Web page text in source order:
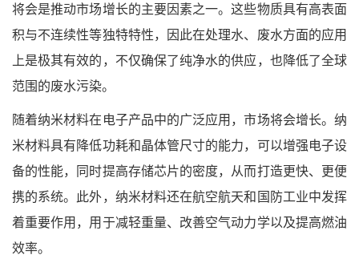
将会是推动市场增长的主要因素之一。这些物质具有高表面
积与不连续性等独特特性，因此在处理水、废水方面的应用
上是极其有效的，不仅确保了纯净水的供应，也降低了全球
范围的废水污染。
随着纳米材料在电子产品中的广泛应用，市场将会增长。纳
米材料具有降低功耗和晶体管尺寸的能力，可以增强电子设
备的性能，同时提高存储芯片的密度，从而打造更快、更便
携的系统。此外，纳米材料还在航空航天和国防工业中发挥
着重要作用，用于减轻重量、改善空气动力学以及提高燃油
效率。